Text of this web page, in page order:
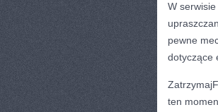
W serwisie
pewne
dotyczące
ten